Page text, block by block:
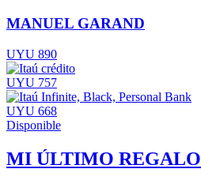
MANUEL GARAND
UYU 890
UYU 757
UYU 668
Disponible
MI ÚLTIMO REGALO